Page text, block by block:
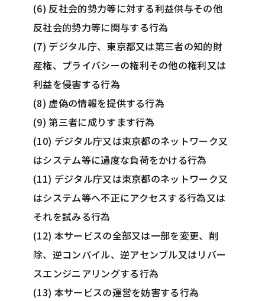
(6) 反社会的勢力等に対する利益供与その他
反社会的勢力等に関与する行為
(7) デジタル庁、東京都又は第三者の知的財
産権、プライバシーの権利その他の権利又は
利益を侵害する行為
(8) 虚偽の情報を提供する行為
(9) 第三者に成りすます行為
(10) デジタル庁又は東京都のネットワーク又
はシステム等に過度な負荷をかける行為
(11) デジタル庁又は東京都のネットワーク又
はシステム等へ不正にアクセスする行為又は
それを試みる行為
(12) 本サービスの全部又は一部を変更、削
除、逆コンパイル、逆アセンブル又はリバー
スエンジニアリングする行為
(13) 本サービスの運営を妨害する行為